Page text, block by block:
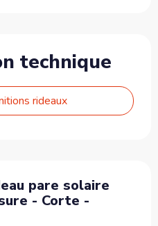
technique
rideaux
pare solaire
- Corte -